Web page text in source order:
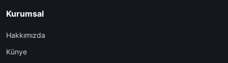
Kurumsal
Hakkımızda
Künye